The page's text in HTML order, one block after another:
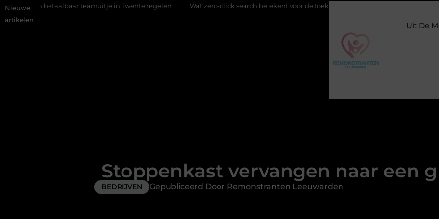
Nieuwe
artikelen
teamuitje in Twente regelen Wat zero-click search betekent voor de toekomst van online zichtbaarheid
Uit De
Stoppenkast vervangen naar een
BEDRIJVEN Gepubliceerd Door Remonstranten Leeuwarden